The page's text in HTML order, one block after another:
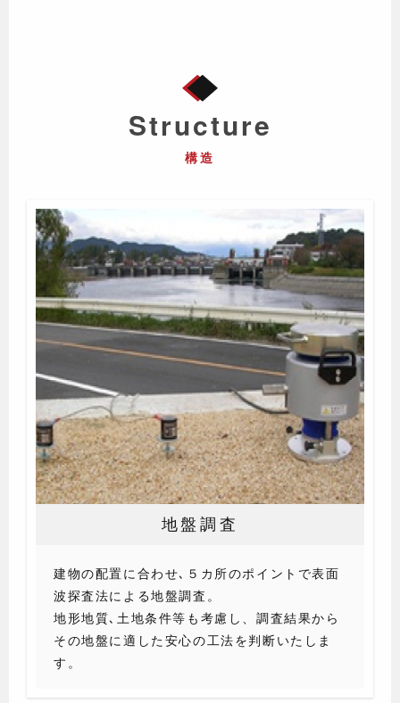
Structure
構造
地盤調査
建物の配置に合わせ､５カ所のポイントで表面
波探査法による地盤調査。
地形地質､土地条件等も考慮し、調査結果から
その地盤に適した安心の工法を判断いたしま
す。